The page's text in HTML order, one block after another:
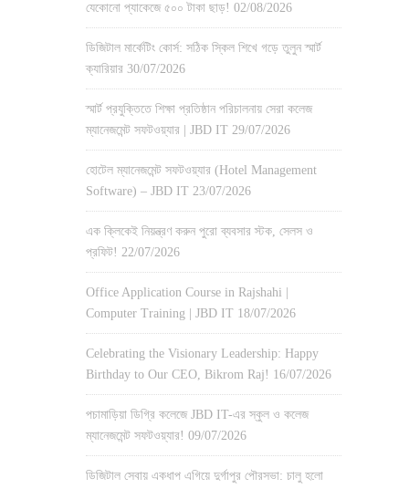
যেকোনো প্যাকেজে ৫০০ টাকা ছাড়! 02/08/2026
ডিজিটাল মার্কেটিং কোর্স: সঠিক স্কিল শিখে গড়ে তুলুন স্মার্ট
ক্যারিয়ার 30/07/2026
স্মার্ট প্রযুক্তিতে শিক্ষা প্রতিষ্ঠান পরিচালনায় সেরা কলেজ
ম্যানেজমেন্ট সফটওয়্যার | JBD IT 29/07/2026
হোটেল ম্যানেজমেন্ট সফটওয়্যার (Hotel Management
Software) – JBD IT 23/07/2026
এক ক্লিকেই নিয়ন্ত্রণ করুন পুরো ব্যবসার স্টক, সেলস ও
প্রফিট! 22/07/2026
Office Application Course in Rajshahi |
Computer Training | JBD IT 18/07/2026
Celebrating the Visionary Leadership: Happy
Birthday to Our CEO, Bikrom Raj! 16/07/2026
পচামাড়িয়া ডিগ্রি কলেজে JBD IT-এর স্কুল ও কলেজ
ম্যানেজমেন্ট সফটওয়্যার! 09/07/2026
ডিজিটাল সেবায় একধাপ এগিয়ে দুর্গাপুর পৌরসভা: চালু হলো